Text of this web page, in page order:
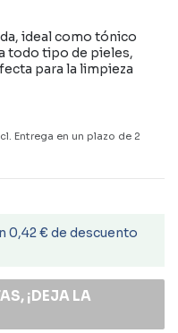
ideal como tónico
todo tipo de pieles,
para la limpieza
Entrega en un plazo de 2
0,42 € de descuento
¡DEJA LA